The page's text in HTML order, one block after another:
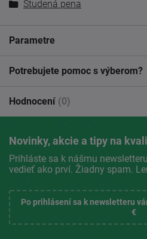
Studená pena
Parametre
Potrebujete pomoc s výberom?
Hodnocení (0)
Novinky, akcie a tipy na
Prihláste sa k nášmu
vedieť ako prví. Žiadny spam.
Po prihlásení sa k newsletteru
€